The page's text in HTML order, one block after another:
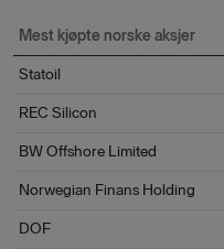
Mest kjøpte norske aksjer
Statoil
REC Silicon
BW Offshore Limited
Norwegian Finans Holding
DOF